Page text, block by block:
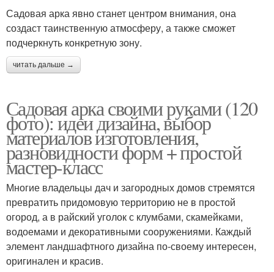
Садовая арка явно станет центром внимания, она
создаст таинственную атмосферу, а также сможет
подчеркнуть конкретную зону.
читать дальше →
Садовая арка своими руками (120
фото): идеи дизайна, выбор
материалов изготовления,
разновидности форм + простой
мастер-класс
Многие владельцы дач и загородных домов стремятся
превратить придомовую территорию не в простой
огород, а в райский уголок с клумбами, скамейками,
водоемами и декоративными сооружениями. Каждый
элемент ландшафтного дизайна по-своему интересен,
оригинален и красив.